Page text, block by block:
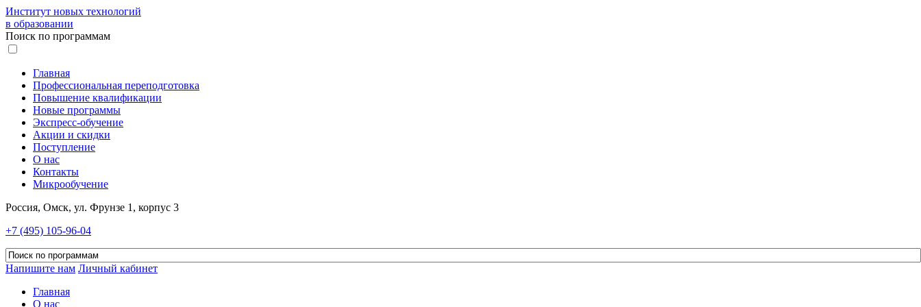
Институт новых технологий
в образовании
Поиск по программам
Главная
Профессиональная переподготовка
Повышение квалификации
Новые программы
Экспресс-обучение
Акции и скидки
Поступление
О нас
Контакты
Микрообучение
Россия, Омск, ул. Фрунзе 1, корпус 3
+7 (495) 105-96-04
Напишите нам Личный кабинет
Главная
О нас